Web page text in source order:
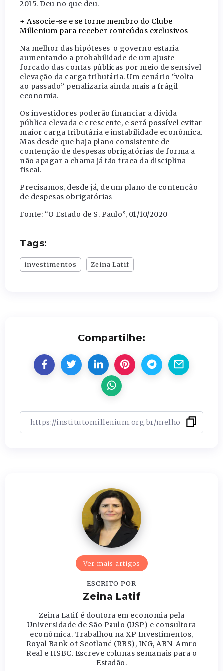
2015. Deu no que deu.
+ Associe-se e se torne membro do Clube
Millenium para receber conteúdos exclusivos
Na melhor das hipóteses, o governo estaria
aumentando a probabilidade de um ajuste
forçado das contas públicas por meio de sensível
elevação da carga tributária. Um cenário “volta
ao passado” penalizaria ainda mais a frágil
economia.
Os investidores poderão financiar a dívida
pública elevada e crescente, e será possível evitar
maior carga tributária e instabilidade econômica.
Mas desde que haja plano consistente de
contenção de despesas obrigatórias de forma a
não apagar a chama já tão fraca da disciplina
fiscal.
Precisamos, desde já, de um plano de contenção
de despesas obrigatórias
Fonte: “O Estado de S. Paulo”, 01/10/2020
Tags:
investimentos Zeina Latif
Compartilhe:
Ver mais artigos
ESCRITO POR
Zeina Latif
Zeina Latif é doutora em economia pela
Universidade de São Paulo (USP) e consultora
econômica. Trabalhou na XP Investimentos,
Royal Bank of Scotland (RBS), ING, ABN-Amro
Real e HSBC. Escreve colunas semanais para o
Estadão.